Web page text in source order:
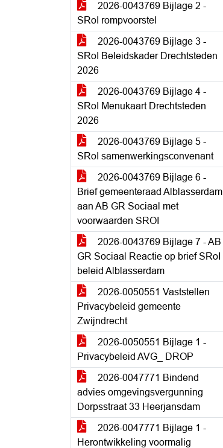
2026-0043769 Bijlage 2 -
SRoI rompvoorstel
2026-0043769 Bijlage 3 -
SRoI Beleidskader Drechtsteden
2026
2026-0043769 Bijlage 4 -
SRoI Menukaart Drechtsteden
2026
2026-0043769 Bijlage 5 -
SRoI samenwerkingsconvenant
2026-0043769 Bijlage 6 -
Brief gemeenteraad Alblasserdam
aan AB GR Sociaal met
voorwaarden SROI
2026-0043769 Bijlage 7 - AB
GR Sociaal Reactie op brief SRoI
beleid Alblasserdam
2026-0050551 Vaststellen
Privacybeleid gemeente
Zwijndrecht
2026-0050551 Bijlage 1 -
Privacybeleid AVG_ DROP
2026-0047771 Bindend
advies omgevingsvergunning
Dorpsstraat 33 Heerjansdam
2026-0047771 Bijlage 1 -
Herontwikkeling voormalig